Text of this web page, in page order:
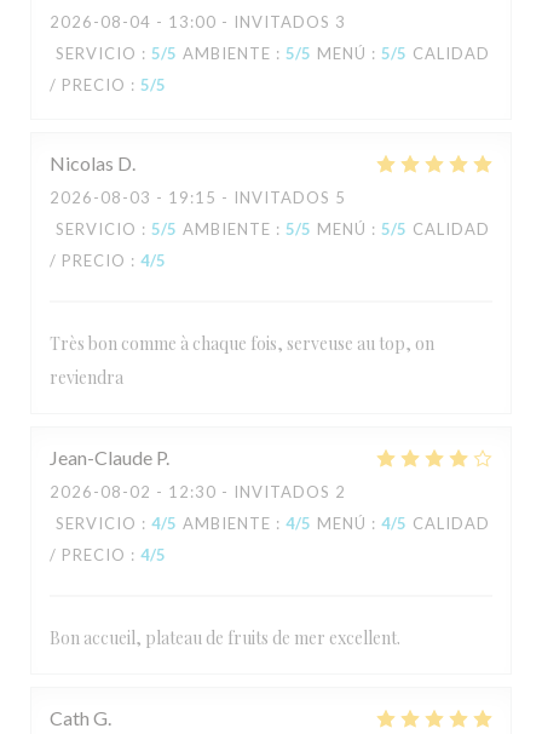
2026-08-04 - 13:00 - INVITADOS 3
SERVICIO : 5/5 AMBIENTE : 5/5 MENÚ : 5/5 CALIDAD
/ PRECIO : 5/5
Nicolas D
2026-08-03 - 19:15 - INVITADOS 5
SERVICIO : 5/5 AMBIENTE : 5/5 MENÚ : 5/5 CALIDAD
/ PRECIO : 4/5
Très bon comme à chaque fois, serveuse au top, on
reviendra
Jean-Claude P
2026-08-02 - 12:30 - INVITADOS 2
SERVICIO : 4/5 AMBIENTE : 4/5 MENÚ : 4/5 CALIDAD
/ PRECIO : 4/5
Bon accueil, plateau de fruits de mer excellent.
Cath G
L'Estival